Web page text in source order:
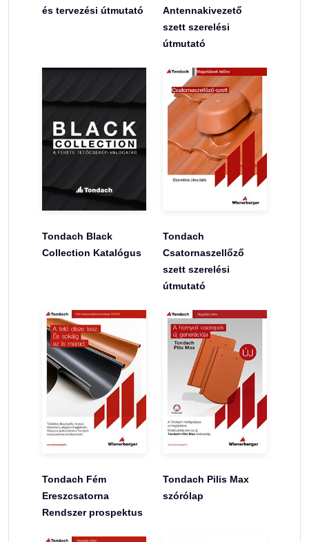
és tervezési útmutató
Antennakivezető
szett szerelési
útmutató
Tondach Black
Collection Katalógus
Tondach
Csatornaszellőző
szett szerelési
útmutató
Tondach Fém
Ereszcsatorna
Rendszer prospektus
Tondach Pilis Max
szórólap